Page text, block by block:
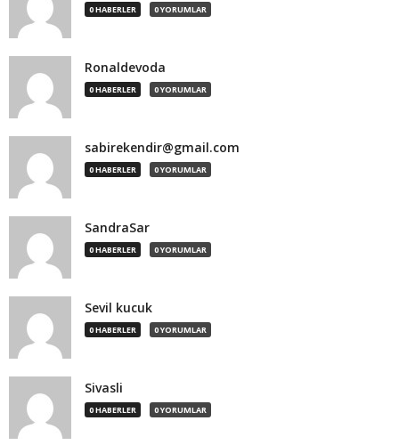
0 HABERLER 0 YORUMLAR
Ronaldevoda
0 HABERLER 0 YORUMLAR
sabirekendir@gmail.com
0 HABERLER 0 YORUMLAR
SandraSar
0 HABERLER 0 YORUMLAR
Sevil kucuk
0 HABERLER 0 YORUMLAR
Sivasli
0 HABERLER 0 YORUMLAR